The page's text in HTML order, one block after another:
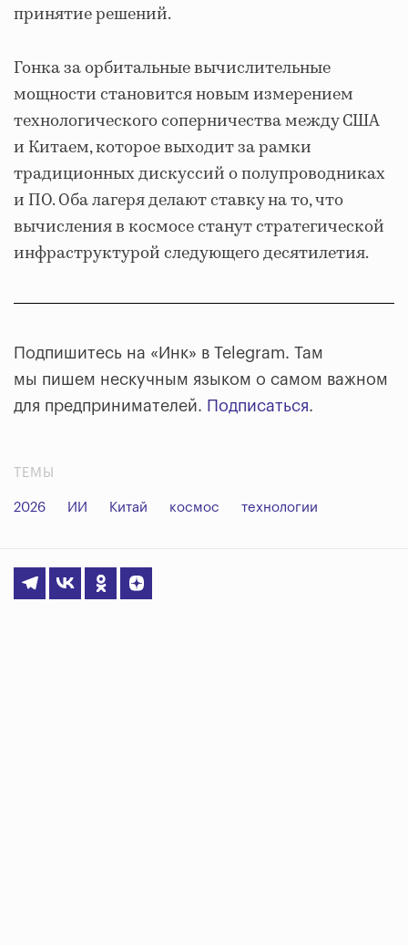
принятие решений.
Гонка за орбитальные вычислительные
мощности становится новым измерением
технологического соперничества между США
и Китаем, которое выходит за рамки
традиционных дискуссий о полупроводниках
и ПО. Оба лагеря делают ставку на то, что
вычисления в космосе станут стратегической
инфраструктурой следующего десятилетия.
Подпишитесь на «Инк» в Telegram. Там
мы пишем нескучным языком о самом важном
для предпринимателей. Подписаться.
ТЕМЫ
2026 ИИ Китай космос технологии